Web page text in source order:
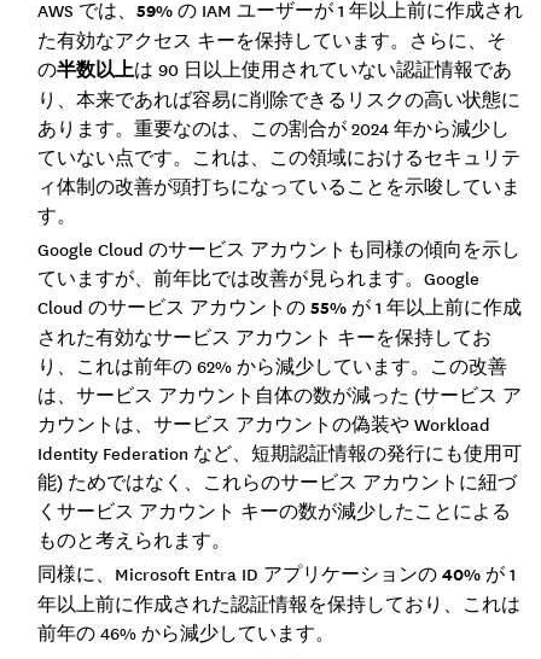
AWS では、 59% の IAM ユーザーが 1 年以上前に作成され
た有効なアクセス キーを保持しています。さらに、そ
の半数以上は 90 日以上使用されていない認証情報であ
り、本来であれば容易に削除できるリスクの高い状態に
あります。重要なのは、この割合が 2024 年から減少し
ていない点です。これは、この領域におけるセキュリテ
ィ体制の改善が頭打ちになっていることを示唆していま
す。
Google Cloud のサービス アカウントも同様の傾向を示し
ていますが、前年比では改善が見られます。Google
Cloud のサービス アカウントの 55% が 1 年以上前に作成
された有効なサービス アカウント キーを保持してお
り、これは前年の 62% から減少しています。この改善
は、サービス アカウント自体の数が減った (サービス ア
カウントは、サービス アカウントの偽装や Workload
Identity Federation など、短期認証情報の発行にも使用可
能) ためではなく、これらのサービス アカウントに紐づ
くサービス アカウント キーの数が減少したことによる
ものと考えられます。
同様に、Microsoft Entra ID アプリケーションの 40% が 1
年以上前に作成された認証情報を保持しており、これは
前年の 46% から減少しています。